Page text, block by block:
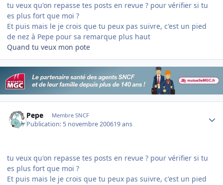
tu veux qu'on repasse tes posts en revue ? pour vérifier si tu
es plus fort que moi ?
Et puis mais le je crois que tu peux pas suivre, c'est un pied
de nez à Pepe pour sa remarque plus haut
Quand tu veux mon pote
Pepe Membre SNCF
Publication: 5 novembre 200619 ans
tu veux qu'on repasse tes posts en revue ? pour vérifier si tu
es plus fort que moi ?
Et puis mais le je crois que tu peux pas suivre, c'est un pied